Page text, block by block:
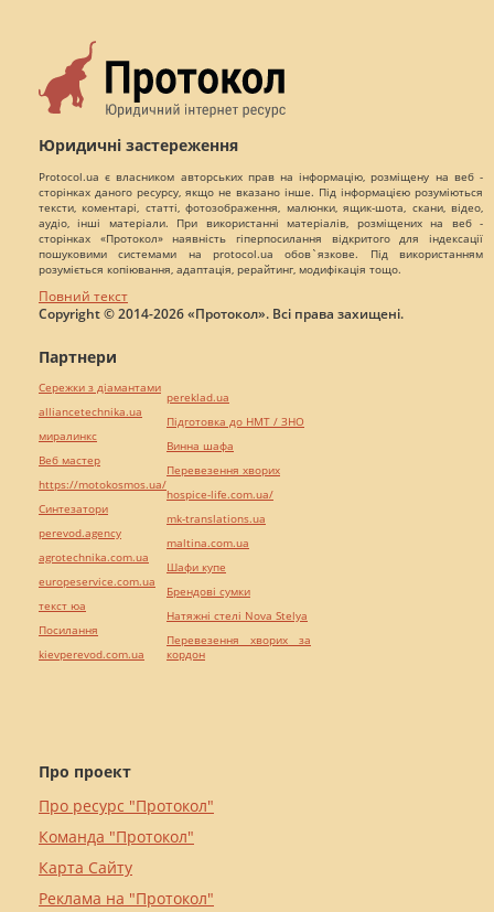
Юридичні застереження
Protocol.ua є власником авторських прав на інформацію, розміщену на веб -
сторінках даного ресурсу, якщо не вказано інше. Під інформацією розуміються
тексти, коментарі, статті, фотозображення, малюнки, ящик-шота, скани, відео,
аудіо, інші матеріали. При використанні матеріалів, розміщених на веб -
сторінках «Протокол» наявність гіперпосилання відкритого для індексації
пошуковими системами на protocol.ua обов`язкове. Під використанням
розуміється копіювання, адаптація, рерайтинг, модифікація тощо.
Повний текст
Copyright © 2014-2026 «Протокол». Всі права захищені.
Про проект
Про ресурс "Протокол"
Команда "Протокол"
Карта Сайту
Реклама на "Протокол"
Партнери
Сережки з діамантами
alliancetechnika.ua
миралинкс
Веб мастер
https://motokosmos.ua/
Синтезатори
perevod.agency
agrotechnika.com.ua
europeservice.com.ua
текст юа
Посилання
kievperevod.com.ua
pereklad.ua
Підготовка до НМТ / ЗНО
Винна шафа
Перевезення хворих
hospice-life.com.ua/
mk-translations.ua
maltina.com.ua
Шафи купе
Брендові сумки
Натяжні стелі Nova Stelya
Перевезення хворих за
кордон